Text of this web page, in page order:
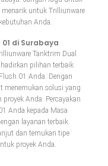
untuk Trilliunware
Anda.
di Surabaya
Tanktrim Dual
pilihan terbaik
01 Anda. Dengan
menemukan solusi yang
Anda. Percayakan
Anda kepada Masa
layanan terbaik.
dan temukan tipe
proyek Anda.